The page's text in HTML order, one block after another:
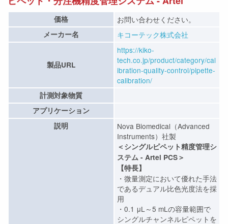
価格 お問い合わせください。
メーカー名 キコーテック株式会社
製品URL
https://kiko-
tech.co.jp/product/category/cal
ibration-quality-control/pipette-
calibration/
計測対象物質
アプリケーション
説明
Nova Biomedical（Advanced
Instruments）社製
＜シングルピペット精度管理シ
ステム - Artel PCS＞
【特長】
・微量測定において優れた手法
であるデュアル比色光度法を採
用
・0.1 μL～5 mLの容量範囲で
シングルチャンネルピペットを